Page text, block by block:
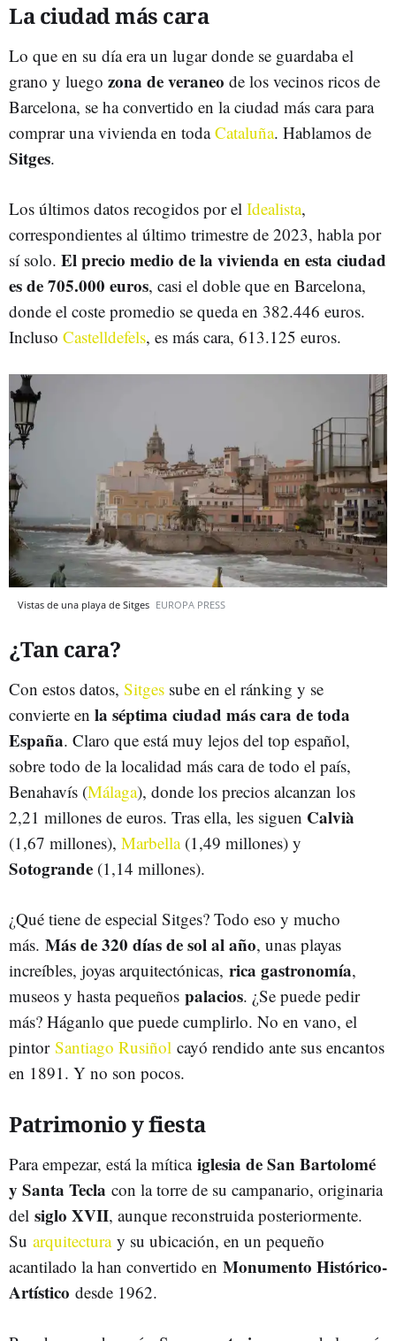
La ciudad más cara
Lo que en su día era un lugar donde se guardaba el
grano y luego zona de veraneo de los vecinos ricos de
Barcelona, se ha convertido en la ciudad más cara para
comprar una vivienda en todaCataluña. Hablamos de
Sitges.
Los últimos datos recogidos por el Idealista,
correspondientes al último trimestre de 2023, habla por
sí solo. El precio medio de la vivienda en esta ciudad
es de 705.000 euros, casi el doble que en Barcelona,
donde el coste promedio se queda en 382.446 euros.
Incluso Castelldefels, es más cara, 613.125 euros.
Vistas de una playa de Sitges EUROPA PRESS
¿Tan cara?
Con estos datos, Sitges sube en el ránking y se
convierte en la séptima ciudad más cara de toda
España. Claro que está muy lejos del top español,
sobre todo de la localidad más cara de todo el país,
Benahavís (Málaga), donde los precios alcanzan los
2,21 millones de euros. Tras ella, les siguen Calvià
(1,67 millones), Marbella(1,49 millones) y
Sotogrande (1,14 millones).
¿Qué tiene de especial Sitges? Todo eso y mucho
más. Más de 320 días de sol al año, unas playas
increíbles, joyas arquitectónicas, rica gastronomía,
museos y hasta pequeños palacios. ¿Se puede pedir
más? Háganlo que puede cumplirlo. No en vano, el
pintor Santiago Rusiñol cayó rendido ante sus encantos
en 1891. Y no son pocos.
Patrimonio y fiesta
Para empezar, está la mítica iglesia de San Bartolomé
y Santa Tecla con la torre de su campanario, originaria
del siglo XVII, aunque reconstruida posteriormente.
Su arquitectura y su ubicación, en un pequeño
acantilado la han convertido en Monumento Histórico-
Artístico desde 1962.